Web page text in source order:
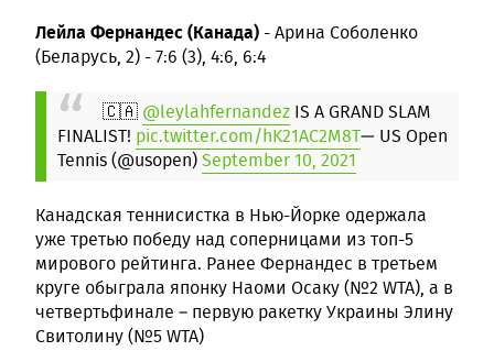
Лейла Фернандес (Канада) - Арина Соболенко
(Беларусь, 2) - 7:6 (3), 4:6, 6:4
🇨🇦 @leylahfernandez IS A GRAND SLAM
FINALIST! pic.twitter.com/hK21AC2M8T— US Open
Tennis (@usopen)September 10, 2021
Канадская теннисистка в Нью-Йорке одержала
уже третью победу над соперницами из топ-5
мирового рейтинга. Ранее Фернандес в третьем
круге обыграла японку Наоми Осаку (№2 WTA), а в
четвертьфинале – первую ракетку Украины Элину
Свитолину (№5 WTA)